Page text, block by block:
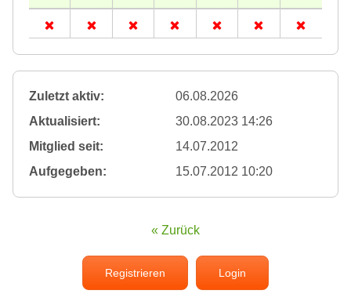
Zuletzt aktiv:
06.08.2026
Aktualisiert:
30.08.2023 14:26
Mitglied seit:
14.07.2012
Aufgegeben:
15.07.2012 10:20
« Zurück
Registrieren Login